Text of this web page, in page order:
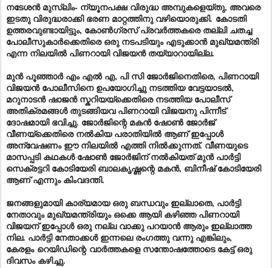
നടേശൻ മുസ്ലിം- ന്യൂനപക്ഷ വിരുദ്ധ അമ്പുകളെയ്തു, അവരെ
ഇടതു വിരുദ്ധരാക്കി ഭരണ മാറ്റത്തിനു വഴിയൊരുക്കി. കോടതി
ഉത്തരവുണ്ടായിട്ടും, കോൺഗ്രസ് പ്രവർത്തകരെ തല്ലി ചതച്ച
പോലീസുകാർക്കെതിരെ ഒരു നടപടിയും എടുക്കാൻ മുഖ്യമന്ത്രി
എന്ന നിലയിൽ പിണറായി വിജയൻ തയ്യാറായില്ല.
മുൻ പൂഞ്ഞാർ എം എൽ എ, പി സി ജോർജിനെതിരെ, പിണറായി
വിജയൻ പോലീസിനെ ഉപയോഗിച്ചു നടത്തിയ വേട്ടയാടൽ,
മറുനാടൻ ഷാജൻ സ്കറിയയ്ക്കെതിരെ നടത്തിയ പോലീസ്
അതിക്രമങ്ങൾ തുടങ്ങിയവ പിണറായി വിജയനു പിന്നീട്
ദോഷമായി ഭവിച്ചു. ജോർജിന്റെ മകൻ ഷോൺ ജോർജ്
വീണയ്‌ക്കെതിരെ നൽകിയ പരാതിയിൽ ആണ് ഇപ്പോൾ
അന്വേഷണം ഈ നിലയിൽ എത്തി നിൽക്കുന്നത്. വീണയുടെ
മാസപ്പടി കഥകൾ ഷോൺ ജോർജിന് നൽകിയത് മുൻ പാർട്ടി
സെക്രട്ടറി കോടിയേരി ബാലകൃഷ്ണന്റെ മകൻ, ബിനീഷ് കോടിയേരി
ആണ് എന്നും കിംവദന്തി.
ജനങ്ങളുമായി കാര്യമായ ഒരു ബന്ധവും ഇല്ലാതെ, പാർട്ടി
നേതാവും മുഖ്യമന്ത്രിയും ഒക്കെ ആയി കഴിഞ്ഞ പിണറായി
വിജയന് ഇപ്പോൾ ഒരു നല്ല വാക്കു പറയാൻ ആരും ഇല്ലാത്ത
നില. പാർട്ടി നേതാക്കൾ ഇന്നലെ രംഗത്തു വന്നു എങ്കിലും,
കേരളം റെയിഡിന്റെവാർത്തകളെ സന്തോഷത്തോടെ കേട്ട് ഒരു
ദിവസം കഴിച്ചു.